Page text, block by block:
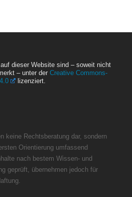
dieser Website sind – soweit nicht
– unter der Creative Commons-
lizenziert.
keine Rechtsberatung dar, sondern
Orientierung umfassend
nach bestem Wissen- und
geprüft, übernehmen jedoch für